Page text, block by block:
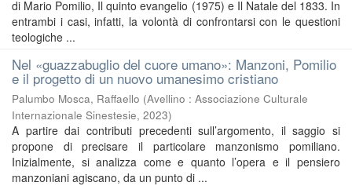
di Mario Pomilio, Il quinto evangelio (1975) e Il Natale del 1833. In
entrambi i casi, infatti, la volontà di confrontarsi con le questioni
teologiche ...
Nel «guazzabuglio del cuore umano»: Manzoni, Pomilio
e il progetto di un nuovo umanesimo cristiano
Palumbo Mosca, Raffaello (Avellino : Associazione Culturale
Internazionale Sinestesie, 2023)
A partire dai contributi precedenti sull’argomento, il saggio si
propone di precisare il particolare manzonismo pomiliano.
Inizialmente, si analizza come e quanto l’opera e il pensiero
manzoniani agiscano, da un punto di ...